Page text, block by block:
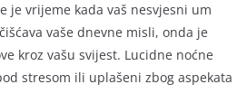
je vrijeme kada vaš nesvjesni um
vaše dnevne misli, onda je
kroz vašu svijest. Lucidne noćne
stresom ili uplašeni zbog aspekata